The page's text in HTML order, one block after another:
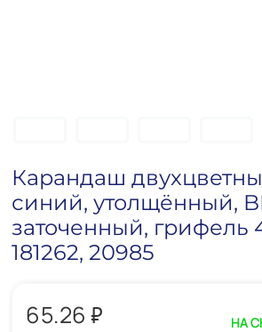
Карандаш
синий, утолщённый,
заточенный, грифель
181262, 20985
65.26 ₽ НА